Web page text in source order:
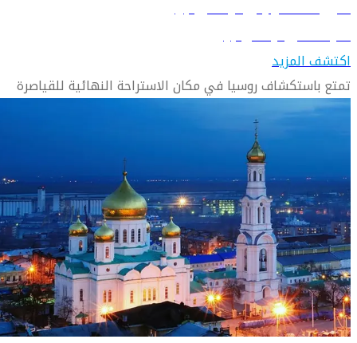
دليل السفر إلى ايكاترينبرج
تعرّف على ايكاترينبرج
اكتشف المزيد
تمتع باستكشاف روسيا في مكان الاستراحة النهائية للقياصرة